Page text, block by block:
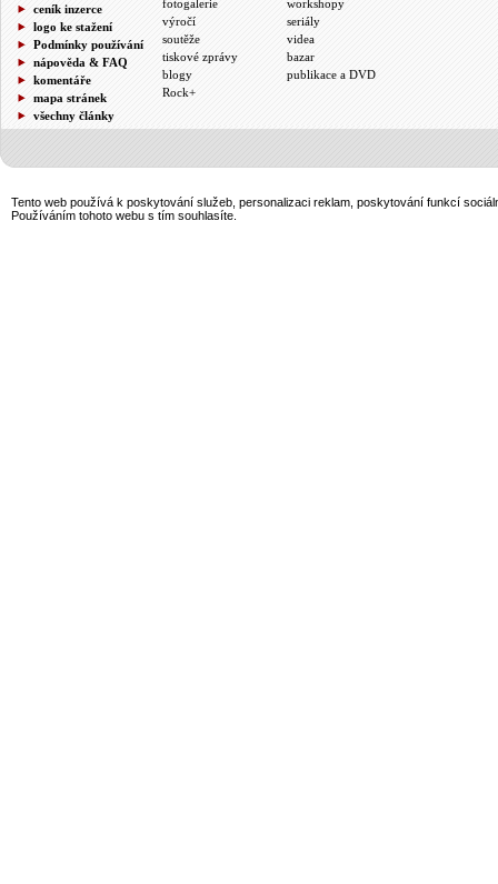
ceník inzerce
logo ke stažení
Podmínky používání
nápověda & FAQ
komentáře
mapa stránek
všechny články
fotogalerie
výročí
soutěže
tiskové zprávy
blogy
Rock+
workshopy
seriály
videa
bazar
publikace a DVD
Tento web používá k poskytování služeb, personalizaci reklam, poskytování funkcí
Používáním tohoto webu s tím souhlasíte.